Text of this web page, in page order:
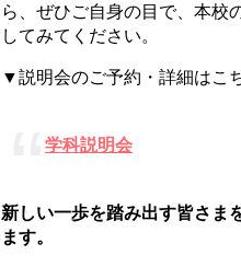
ら、ぜひご自身の目で、本校
してみてください。
▼説明会のご予約・詳細はこ
学科説明会
新しい一歩を踏み出す皆さ
ます。